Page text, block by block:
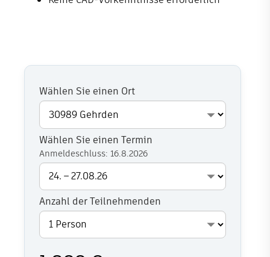
Wählen Sie einen Ort
Wählen Sie einen Termin
Anmeldeschluss: 16.8.2026
Anzahl der Teilnehmenden